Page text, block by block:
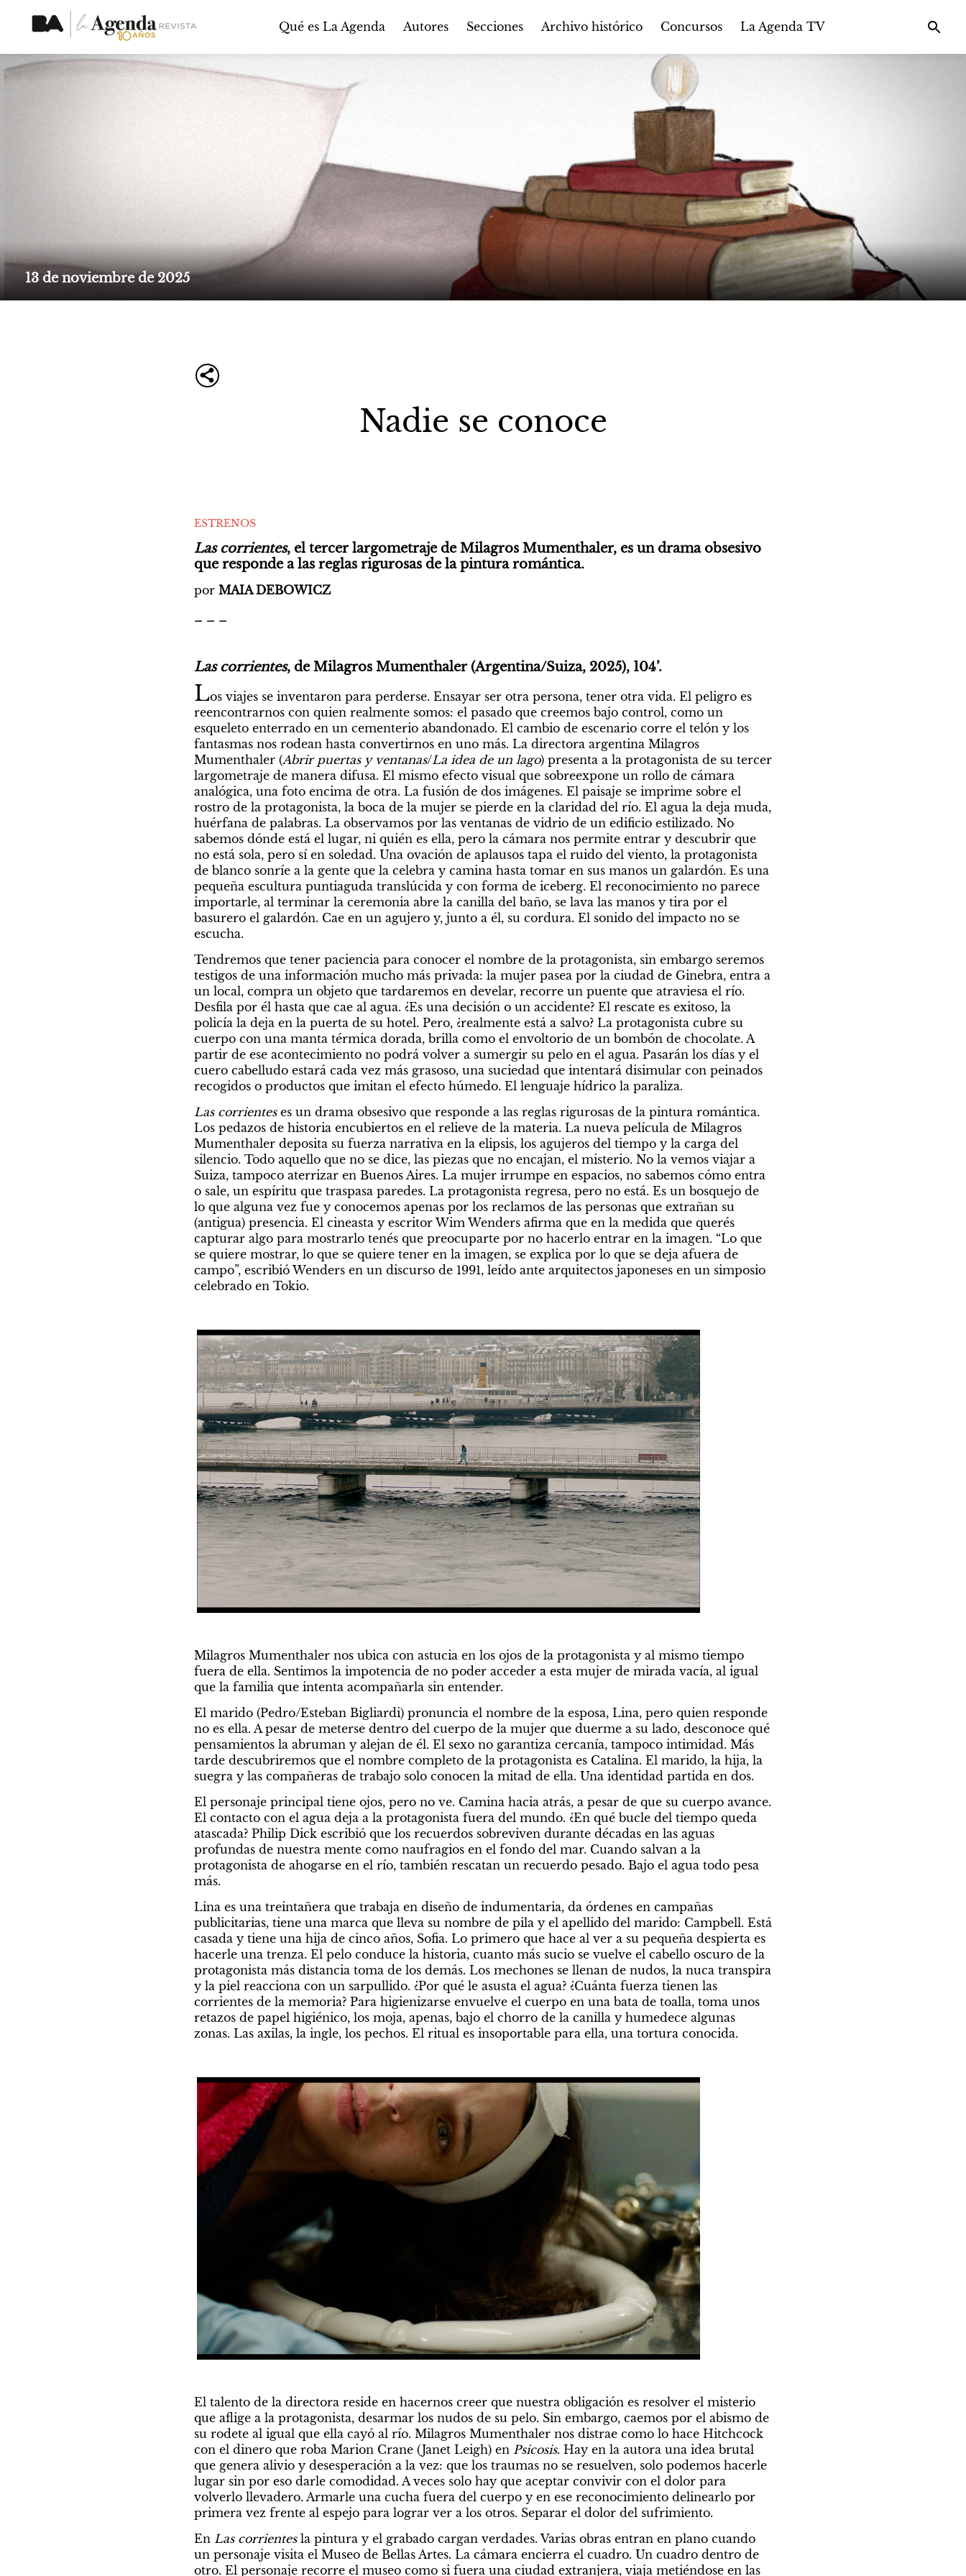
Qué es La Agenda Autores Secciones Archivo histórico Concursos La Agenda TV
13 de noviembre de 2025
Nadie se conoce
ESTRENOS
Las corrientes, el tercer largometraje de Milagros Mumenthaler, es un drama obsesivo
que responde a las reglas rigurosas de la pintura romántica.
por MAIA DEBOWICZ
Las corrientes, de Milagros Mumenthaler (Argentina/Suiza, 2025), 104’.
Los viajes se inventaron para perderse. Ensayar ser otra persona, tener otra vida. El peligro es
reencontrarnos con quien realmente somos: el pasado que creemos bajo control, como un
esqueleto enterrado en un cementerio abandonado. El cambio de escenario corre el telón y los
fantasmas nos rodean hasta convertirnos en uno más. La directora argentina Milagros
Mumenthaler (Abrir puertas y ventanas/La idea de un lago) presenta a la protagonista de su tercer
largometraje de manera difusa. El mismo efecto visual que sobreexpone un rollo de cámara
analógica, una foto encima de otra. La fusión de dos imágenes. El paisaje se imprime sobre el
rostro de la protagonista, la boca de la mujer se pierde en la claridad del río. El agua la deja muda,
huérfana de palabras. La observamos por las ventanas de vidrio de un edificio estilizado. No
sabemos dónde está el lugar, ni quién es ella, pero la cámara nos permite entrar y descubrir que
no está sola, pero sí en soledad. Una ovación de aplausos tapa el ruido del viento, la protagonista
de blanco sonríe a la gente que la celebra y camina hasta tomar en sus manos un galardón. Es una
pequeña escultura puntiaguda translúcida y con forma de iceberg. El reconocimiento no parece
importarle, al terminar la ceremonia abre la canilla del baño, se lava las manos y tira por el
basurero el galardón. Cae en un agujero y, junto a él, su cordura. El sonido del impacto no se
escucha.
Tendremos que tener paciencia para conocer el nombre de la protagonista, sin embargo seremos
testigos de una información mucho más privada: la mujer pasea por la ciudad de Ginebra, entra a
un local, compra un objeto que tardaremos en develar, recorre un puente que atraviesa el río.
Desfila por él hasta que cae al agua. ¿Es una decisión o un accidente? El rescate es exitoso, la
policía la deja en la puerta de su hotel. Pero, ¿realmente está a salvo? La protagonista cubre su
cuerpo con una manta térmica dorada, brilla como el envoltorio de un bombón de chocolate. A
partir de ese acontecimiento no podrá volver a sumergir su pelo en el agua. Pasarán los días y el
cuero cabelludo estará cada vez más grasoso, una suciedad que intentará disimular con peinados
recogidos o productos que imitan el efecto húmedo. El lenguaje hídrico la paraliza.
Las corrientes es un drama obsesivo que responde a las reglas rigurosas de la pintura romántica.
Los pedazos de historia encubiertos en el relieve de la materia. La nueva película de Milagros
Mumenthaler deposita su fuerza narrativa en la elipsis, los agujeros del tiempo y la carga del
silencio. Todo aquello que no se dice, las piezas que no encajan, el misterio. No la vemos viajar a
Suiza, tampoco aterrizar en Buenos Aires. La mujer irrumpe en espacios, no sabemos cómo entra
o sale, un espíritu que traspasa paredes. La protagonista regresa, pero no está. Es un bosquejo de
lo que alguna vez fue y conocemos apenas por los reclamos de las personas que extrañan su
(antigua) presencia. El cineasta y escritor Wim Wenders afirma que en la medida que querés
capturar algo para mostrarlo tenés que preocuparte por no hacerlo entrar en la imagen. “Lo que
se quiere mostrar, lo que se quiere tener en la imagen, se explica por lo que se deja afuera de
campo”, escribió Wenders en un discurso de 1991, leído ante arquitectos japoneses en un simposio
celebrado en Tokio.
Milagros Mumenthaler nos ubica con astucia en los ojos de la protagonista y al mismo tiempo
fuera de ella. Sentimos la impotencia de no poder acceder a esta mujer de mirada vacía, al igual
que la familia que intenta acompañarla sin entender.
El marido (Pedro/Esteban Bigliardi) pronuncia el nombre de la esposa, Lina, pero quien responde
no es ella. A pesar de meterse dentro del cuerpo de la mujer que duerme a su lado, desconoce qué
pensamientos la abruman y alejan de él. El sexo no garantiza cercanía, tampoco intimidad. Más
tarde descubriremos que el nombre completo de la protagonista es Catalina. El marido, la hija, la
suegra y las compañeras de trabajo solo conocen la mitad de ella. Una identidad partida en dos.
El personaje principal tiene ojos, pero no ve. Camina hacia atrás, a pesar de que su cuerpo avance.
El contacto con el agua deja a la protagonista fuera del mundo. ¿En qué bucle del tiempo queda
atascada? Philip Dick escribió que los recuerdos sobreviven durante décadas en las aguas
profundas de nuestra mente como naufragios en el fondo del mar. Cuando salvan a la
protagonista de ahogarse en el río, también rescatan un recuerdo pesado. Bajo el agua todo pesa
más.
Lina es una treintañera que trabaja en diseño de indumentaria, da órdenes en campañas
publicitarias, tiene una marca que lleva su nombre de pila y el apellido del marido: Campbell. Está
casada y tiene una hija de cinco años, Sofia. Lo primero que hace al ver a su pequeña despierta es
hacerle una trenza. El pelo conduce la historia, cuanto más sucio se vuelve el cabello oscuro de la
protagonista más distancia toma de los demás. Los mechones se llenan de nudos, la nuca transpira
y la piel reacciona con un sarpullido. ¿Por qué le asusta el agua? ¿Cuánta fuerza tienen las
corrientes de la memoria? Para higienizarse envuelve el cuerpo en una bata de toalla, toma unos
retazos de papel higiénico, los moja, apenas, bajo el chorro de la canilla y humedece algunas
zonas. Las axilas, la ingle, los pechos. El ritual es insoportable para ella, una tortura conocida.
El talento de la directora reside en hacernos creer que nuestra obligación es resolver el misterio
que aflige a la protagonista, desarmar los nudos de su pelo. Sin embargo, caemos por el abismo de
su rodete al igual que ella cayó al río. Milagros Mumenthaler nos distrae como lo hace Hitchcock
con el dinero que roba Marion Crane (Janet Leigh) en Psicosis. Hay en la autora una idea brutal
que genera alivio y desesperación a la vez: que los traumas no se resuelven, solo podemos hacerle
lugar sin por eso darle comodidad. A veces solo hay que aceptar convivir con el dolor para
volverlo llevadero. Armarle una cucha fuera del cuerpo y en ese reconocimiento delinearlo por
primera vez frente al espejo para lograr ver a los otros. Separar el dolor del sufrimiento.
En Las corrientes la pintura y el grabado cargan verdades. Varias obras entran en plano cuando
un personaje visita el Museo de Bellas Artes. La cámara encierra el cuadro. Un cuadro dentro de
otro. El personaje recorre el museo como si fuera una ciudad extranjera, viaja metiéndose en las